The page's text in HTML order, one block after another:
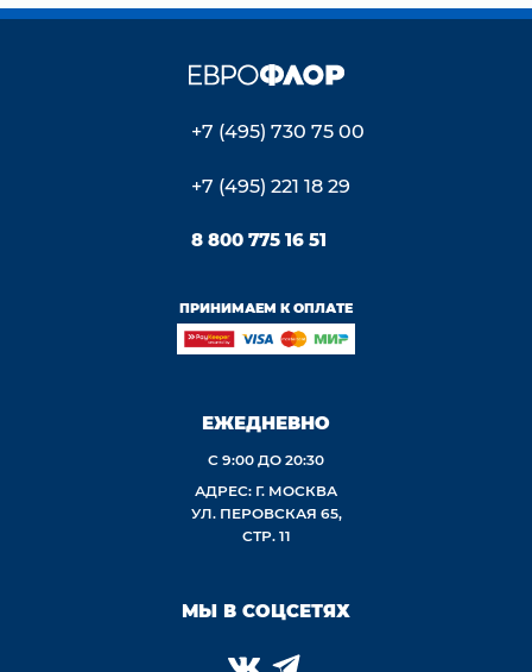
+7 (495) 730 75 00
+7 (495) 221 18 29
8 800 775 16 51
ПРИНИМАЕМ К ОПЛАТЕ
ЕЖЕДНЕВНО
С 9:00 ДО 20:30
АДРЕС: Г. МОСКВА
УЛ. ПЕРОВСКАЯ 65,
СТР. 11
МЫ В СОЦСЕТЯХ